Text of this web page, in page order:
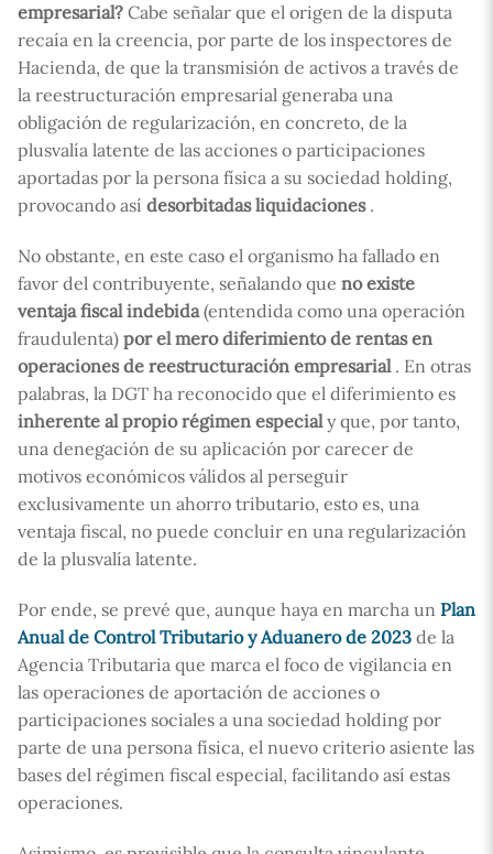
empresarial? Cabe señalar que el origen de la disputa
recaía en la creencia, por parte de los inspectores de
Hacienda, de que la transmisión de activos a través de
la reestructuración empresarial generaba una
obligación de regularización, en concreto, de la
plusvalía latente de las acciones o participaciones
aportadas por la persona física a su sociedad holding,
provocando así desorbitadas liquidaciones .
No obstante, en este caso el organismo ha fallado en
favor del contribuyente, señalando que no existe
ventaja fiscal indebida(entendida como una operación
fraudulenta) por el mero diferimiento de rentas en
operaciones de reestructuración empresarial . En otras
palabras, la DGT ha reconocido que el diferimiento es
inherente al propio régimen especial y que, por tanto,
una denegación de su aplicación por carecer de
motivos económicos válidos al perseguir
exclusivamente un ahorro tributario, esto es, una
ventaja fiscal, no puede concluir en una regularización
de la plusvalía latente.
Por ende, se prevé que, aunque haya en marcha un Plan
Anual de Control Tributario y Aduanero de 2023 de la
Agencia Tributaria que marca el foco de vigilancia en
las operaciones de aportación de acciones o
participaciones sociales a una sociedad holding por
parte de una persona física, el nuevo criterio asiente las
bases del régimen fiscal especial, facilitando así estas
operaciones.